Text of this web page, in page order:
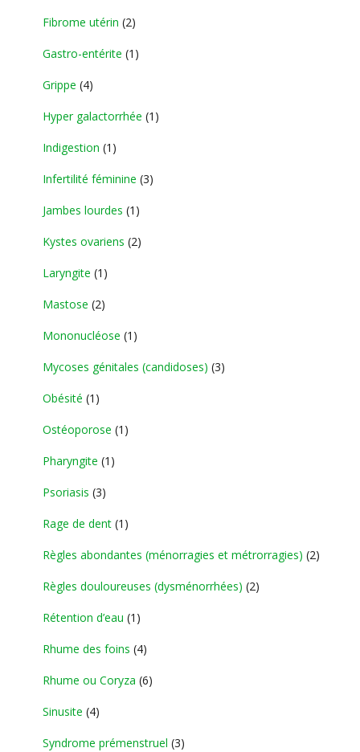
Fibrome utérin (2)
Gastro-entérite (1)
Grippe (4)
Hyper galactorrhée (1)
Indigestion (1)
Infertilité féminine (3)
Jambes lourdes (1)
Kystes ovariens (2)
Laryngite (1)
Mastose (2)
Mononucléose (1)
Mycoses génitales (candidoses) (3)
Obésité (1)
Ostéoporose (1)
Pharyngite (1)
Psoriasis (3)
Rage de dent (1)
Règles abondantes (ménorragies et métrorragies) (2)
Règles douloureuses (dysménorrhées) (2)
Rétention d’eau (1)
Rhume des foins (4)
Rhume ou Coryza (6)
Sinusite (4)
Syndrome prémenstruel (3)